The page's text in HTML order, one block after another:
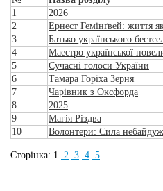
1
2026
2
Ернест Гемінґвей: життя
3
Батько українського
4
Маестро української
5
Сучасні голоси України
6
Тамара Горіха Зерня
7
Чарівник з Оксфорда
8
2025
9
Магія Різдва
10
Волонтери: Сила
Сторінка: 1 2 3 4 5